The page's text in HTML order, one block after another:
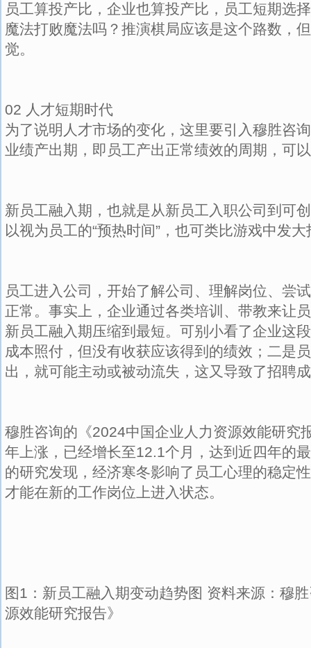
员工算投产比，企业也算投产比，员工短期选
魔法打败魔法吗？推演棋局应该是这个路数，
觉。
02 人才短期时代
为了说明人才市场的变化，这里要引入穆胜咨
业绩产出期，即员工产出正常绩效的周期，可
新员工融入期，也就是从新员工入职公司到可
以视为员工的“预热时间”，也可类比游戏中发大
员工进入公司，开始了解公司、理解岗位、尝
正常。事实上，企业通过各类培训、带教来让
新员工融入期压缩到最短。可别小看了企业这
成本照付，但没有收获应该得到的绩效；二是
出，就可能主动或被动流失，这又导致了招聘
穆胜咨询的《2024中国企业人力资源效能研究
年上涨，已经增长至12.1个月，达到近四年的
的研究发现，经济寒冬影响了员工心理的稳定
才能在新的工作岗位上进入状态。
图1：新员工融入期变动趋势图 资料来源：穆
源效能研究报告》